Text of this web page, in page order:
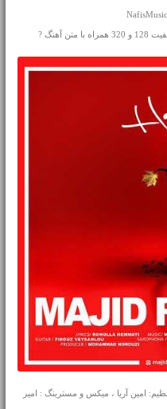
امین آریا ، میکس و مسترینگ : امیر